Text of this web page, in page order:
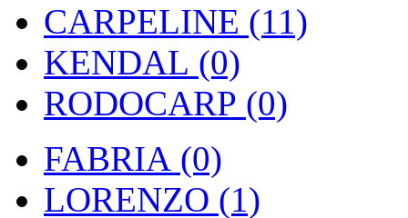
CARPELINE (11)
KENDAL (0)
RODOCARP (0)
FABRIA (0)
LORENZO (1)